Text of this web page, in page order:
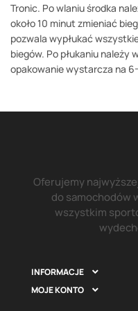
Tronic. Po wlaniu środka
około 10 minut zmieniać
pozwala wypłukać
biegów. Po płukaniu należy
opakowanie wystarcza na
Oferujemy
do samochodów
wszystkim
INFORMACJE 
MOJE KONTO 